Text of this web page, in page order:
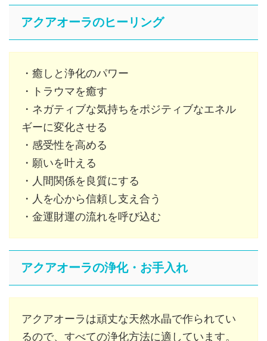
アクアオーラのヒーリング
・癒しと浄化のパワー
・トラウマを癒す
・ネガティブな気持ちをポジティブなエネル
ギーに変化させる
・感受性を高める
・願いを叶える
・人間関係を良質にする
・人を心から信頼し支え合う
・金運財運の流れを呼び込む
アクアオーラの浄化・お手入れ
アクアオーラは頑丈な天然水晶で作られてい
るので、すべての浄化方法に適しています。